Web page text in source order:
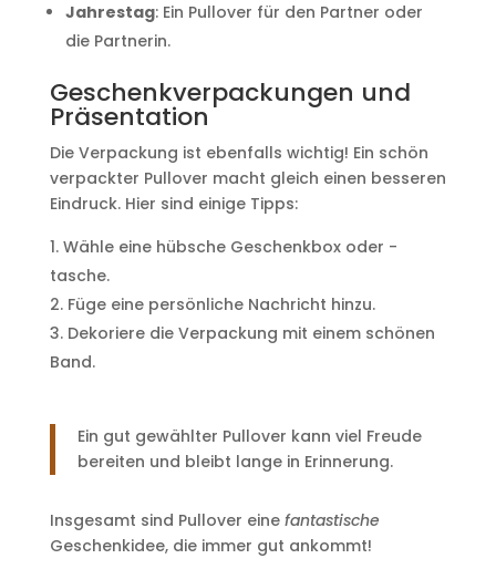
Jahrestag: Ein Pullover für den Partner oder
die Partnerin.
Geschenkverpackungen und
Präsentation
Die Verpackung ist ebenfalls wichtig! Ein schön
verpackter Pullover macht gleich einen besseren
Eindruck. Hier sind einige Tipps:
Wähle eine hübsche Geschenkbox oder -
tasche.
Füge eine persönliche Nachricht hinzu.
Dekoriere die Verpackung mit einem schönen
Band.
Ein gut gewählter Pullover kann viel Freude
bereiten und bleibt lange in Erinnerung.
Insgesamt sind Pullover eine fantastische
Geschenkidee, die immer gut ankommt!